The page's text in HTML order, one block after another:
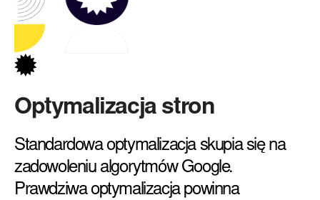
Optymalizacja stron
Standardowa optymalizacja skupia się na
zadowoleniu algorytmów Google.
Prawdziwa optymalizacja powinna